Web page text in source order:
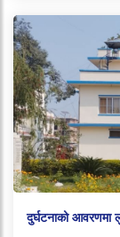
दुर्घटनाको आवरणमा